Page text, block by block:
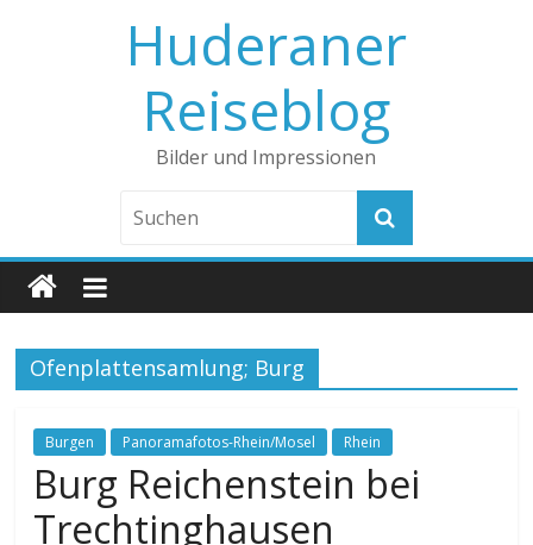
Huderaner
Reiseblog
Bilder und Impressionen
Ofenplattensamlung; Burg
Burgen Panoramafotos-Rhein/Mosel Rhein
Burg Reichenstein bei
Trechtinghausen